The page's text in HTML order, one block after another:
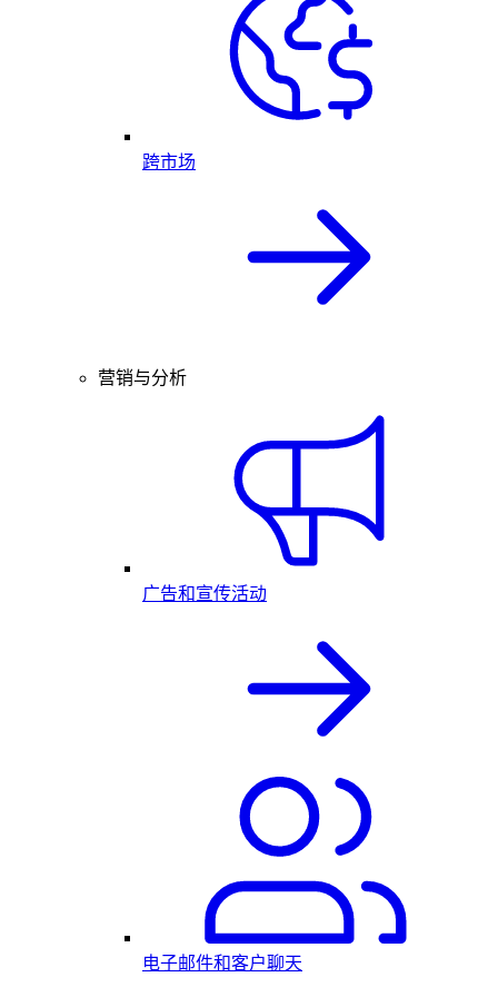
跨市场
营销与分析
广告和宣传活动
电子邮件和客户聊天